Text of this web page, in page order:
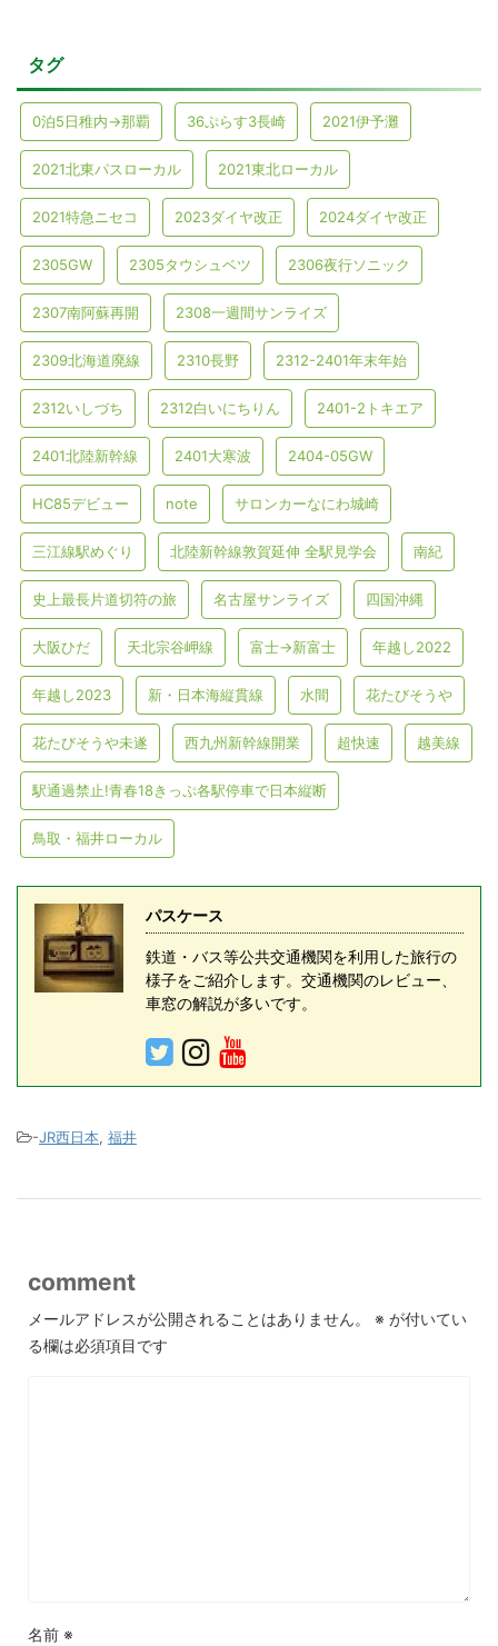
タグ
0泊5日稚内→那覇 36ぷらす3長崎 2021伊予灘
2021北東パスローカル 2021東北ローカル
2021特急ニセコ 2023ダイヤ改正 2024ダイヤ改正
2305GW 2305タウシュベツ 2306夜行ソニック
2307南阿蘇再開 2308一週間サンライズ
2309北海道廃線 2310長野 2312-2401年末年始
2312いしづち 2312白いにちりん 2401-2トキエア
2401北陸新幹線 2401大寒波 2404-05GW
HC85デビュー note サロンカーなにわ城崎
三江線駅めぐり 北陸新幹線敦賀延伸 全駅見学会 南紀
史上最長片道切符の旅 名古屋サンライズ 四国沖縄
大阪ひだ 天北宗谷岬線 富士→新富士 年越し2022
年越し2023 新・日本海縦貫線 水間 花たびそうや
花たびそうや未遂 西九州新幹線開業 超快速 越美線
駅通過禁止!青春18きっぷ各駅停車で日本縦断
鳥取・福井ローカル
パスケース
鉄道・バス等公共交通機関を利用した旅行の
様子をご紹介します。交通機関のレビュー、
車窓の解説が多いです。
-JR西日本, 福井
comment
メールアドレスが公開されることはありません。 ※ が付いてい
る欄は必須項目です
名前 ※